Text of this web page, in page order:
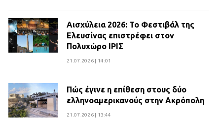
Αισχύλεια 2026: Το Φεστιβάλ της
Ελευσίνας επιστρέφει στον
Πολυχώρο ΙΡΙΣ
21.07.2026 | 14:01
Πώς έγινε η επίθεση στους δύο
ελληνοαμερικανούς στην Ακρόπολη
21.07.2026 | 13:44